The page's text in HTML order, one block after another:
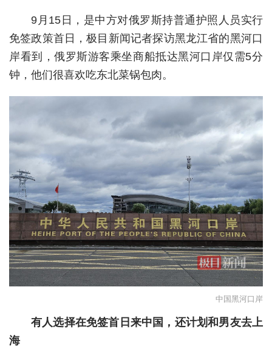
专题
极客圈
科教
健康
悠游
相亲
汽车
房产
消费
文化
9月15日，是中方对俄罗斯持普通护照人员实行
免签政策首日，极目新闻记者探访黑龙江省的黑河口
岸看到，俄罗斯游客乘坐商船抵达黑河口岸仅需5分
钟，他们很喜欢吃东北菜锅包肉。
中国黑河口岸
有人选择在免签首日来中国，还计划和男友去上
海